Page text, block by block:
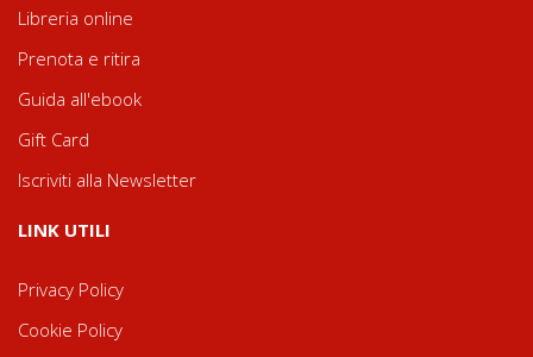
Libreria online
Prenota e ritira
Guida all'ebook
Gift Card
Iscriviti alla Newsletter
LINK UTILI
Privacy Policy
Cookie Policy